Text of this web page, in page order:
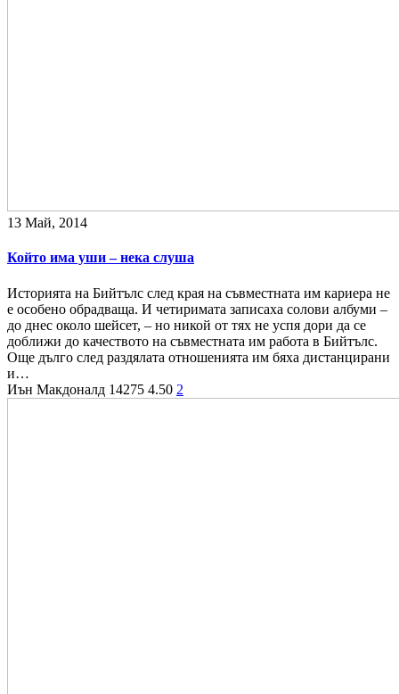
13 Май, 2014
Който има уши – нека слуша
Историята на Бийтълс след края на съвместната им кариера не
е особено обрадваща. И четиримата записаха солови албуми –
до днес около шейсет, – но никой от тях не успя дори да се
доближи до качеството на съвместната им работа в Бийтълс.
Още дълго след раздялата отношенията им бяха дистанцирани
и…
Иън Макдоналд 14275 4.50 2